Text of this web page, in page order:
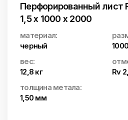
Перфорированный лист
1,5 x 1000 x 2000
материал:
черный
вес:
12,8 кг
Rv
толщина метала:
1,50 мм